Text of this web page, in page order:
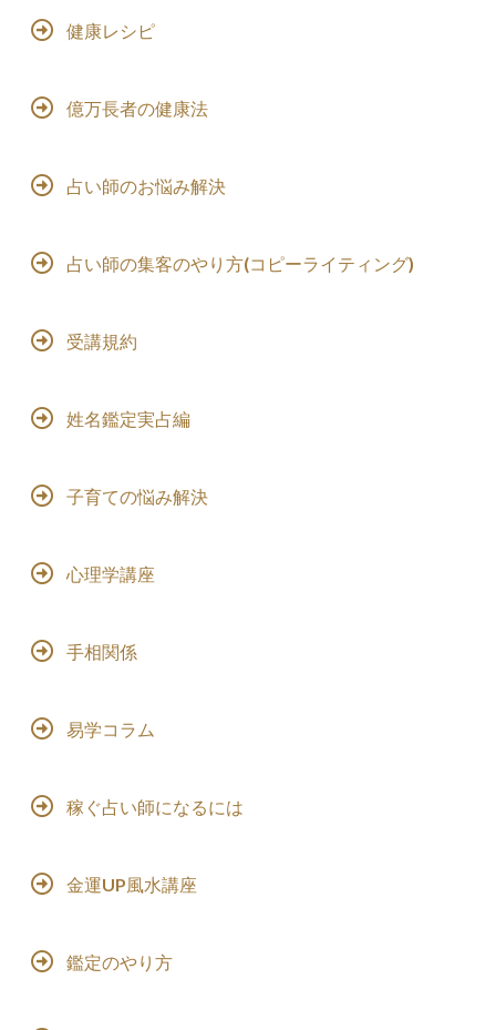
健康レシピ
億万長者の健康法
占い師のお悩み解決
占い師の集客のやり方(コピーライティング)
受講規約
姓名鑑定実占編
子育ての悩み解決
心理学講座
手相関係
易学コラム
稼ぐ占い師になるには
金運UP風水講座
鑑定のやり方